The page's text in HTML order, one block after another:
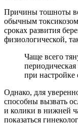
Причины тошноты
обычным
сроках развития
физиологической,
Чаще всего
при настройке
Однако, для
способны вызвать
и колики в нижней
показаться